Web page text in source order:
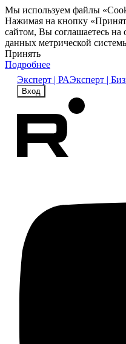
Мы используем файлы
Нажимая на кнопку
сайтом, Вы соглашаетесь на
данных метрической
Принять
Подробнее
Эксперт | РАЭксперт |
Вход